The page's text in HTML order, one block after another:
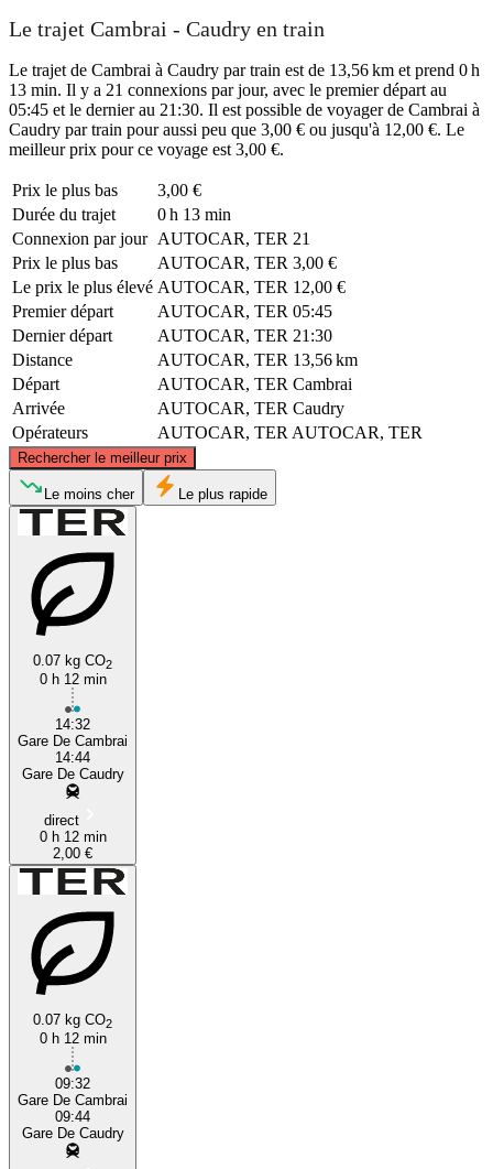
Le trajet Cambrai - Caudry en train
Le trajet de Cambrai à Caudry par train est de 13,56 km et prend 0 h
13 min. Il y a 21 connexions par jour, avec le premier départ au
05:45 et le dernier au 21:30. Il est possible de voyager de Cambrai à
Caudry par train pour aussi peu que 3,00 € ou jusqu'à 12,00 €. Le
meilleur prix pour ce voyage est 3,00 €.
Prix ​​le plus bas
3,00 €
Durée du trajet
0 h 13 min
Connexion par jour AUTOCAR, TER 21
Prix ​​le plus bas
AUTOCAR, TER 3,00 €
Le prix le plus élevé AUTOCAR, TER 12,00 €
Premier départ
AUTOCAR, TER 05:45
Dernier départ
AUTOCAR, TER 21:30
Distance
AUTOCAR, TER 13,56 km
Départ
AUTOCAR, TER Cambrai
Arrivée
AUTOCAR, TER Caudry
Opérateurs
AUTOCAR, TER AUTOCAR, TER
Rechercher le meilleur prix
Cambrai
©CARTO , © OpenStreetMap contributors
Le moins cher Le plus rapide
0.07 kg CO2
0 h 12 min
14:32
Gare De Cambrai
14:44
Gare De Caudry
direct
0 h 12 min
2,00 €
0.07 kg CO2
0 h 12 min
09:32
Gare De Cambrai
09:44
Gare De Caudry